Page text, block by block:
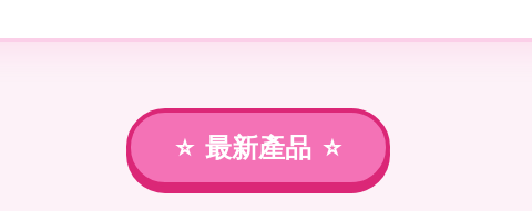
最新產品